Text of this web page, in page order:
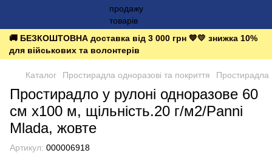
🚚 БЕЗКОШТОВНА доставка від 3 000 грн 💙💛 знижка 10%
для військових та волонтерів
Каталог Простирадла одноразові та покриття Простирадла
Простирадло у рулоні одноразове 60
см х100 м, щільність.20 г/м2/Panni
Mlada, жовте
Артикул: 000006918